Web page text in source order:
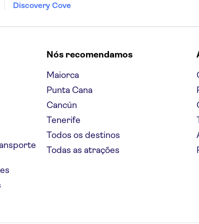
Discovery Cove
Nós recomendamos
Maiorca
Punta Cana
Cancún
Tenerife
Todos os destinos
Todas as atrações